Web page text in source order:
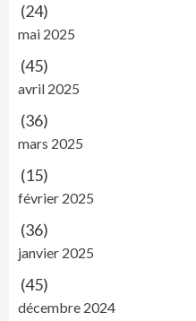
(24)
mai 2025
(45)
avril 2025
(36)
mars 2025
(15)
février 2025
(36)
janvier 2025
(45)
décembre 2024